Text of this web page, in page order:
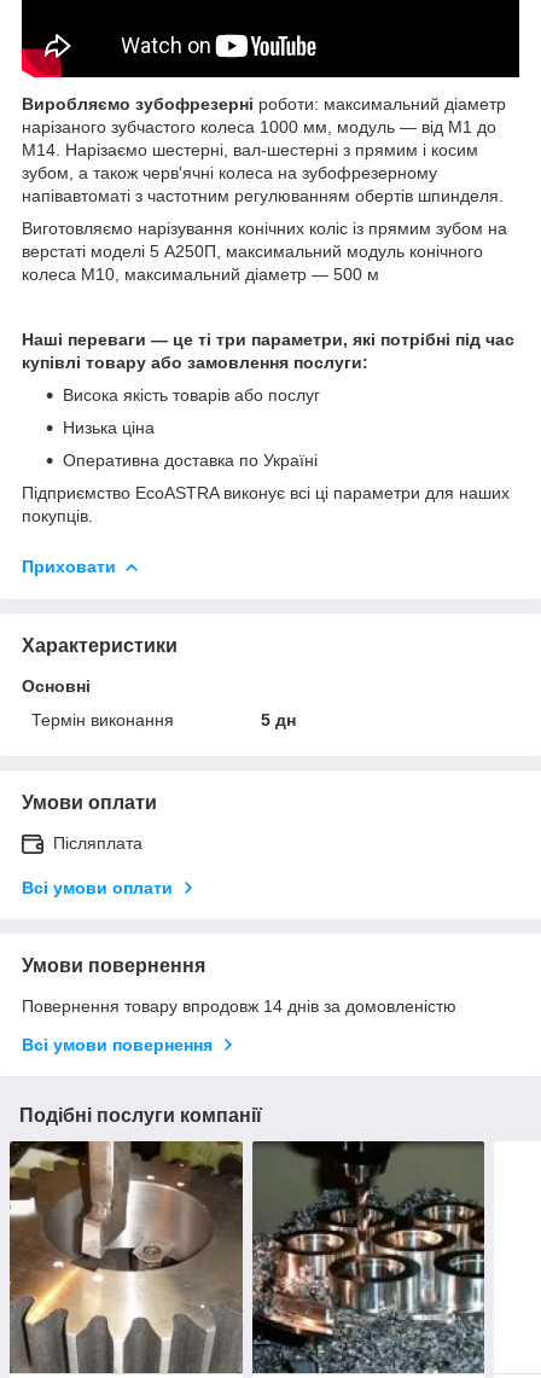
Виробляємо зубофрезерні роботи: максимальний діаметр
нарізаного зубчастого колеса 1000 мм, модуль — від М1 до
М14. Нарізаємо шестерні, вал-шестерні з прямим і косим
зубом, а також черв'ячні колеса на зубофрезерному
напівавтоматі з частотним регулюванням обертів шпинделя.
Виготовляємо нарізування конічних коліс із прямим зубом на
верстаті моделі 5 А250П, максимальний модуль конічного
колеса М10, максимальний діаметр — 500 м
Наші переваги — це ті три параметри, які потрібні під час
купівлі товару або замовлення послуги:
Висока якість товарів або послуг
Низька ціна
Оперативна доставка по Україні
Підприємство EcoASTRA виконує всі ці параметри для наших
покупців.
Приховати
Характеристики
Основні
Термін виконання
5 дн
Умови оплати
Післяплата
Всі умови оплати
Умови повернення
Повернення товару впродовж 14 днів за домовленістю
Всі умови повернення
Подібні послуги компанії